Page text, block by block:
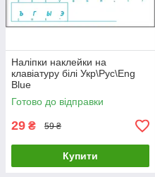
Наліпки наклейки на
клавіатуру білі Укр\Рус\Eng
Blue
Готово до відправки
29 ₴ 59 ₴
Купити